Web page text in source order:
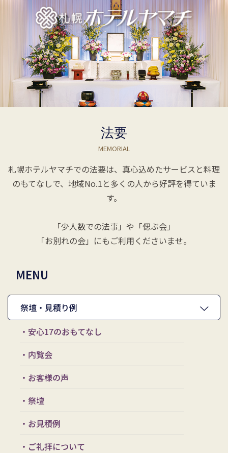
法要
MEMORIAL
札幌ホテルヤマチでの法要は、真心込めたサービスと料理
のもてなしで、 地域No.1と多くの人から好評を得ていま
す。
「少人数での法事」や「偲ぶ会」
「お別れの会」にもご利用くださいませ。
MENU
祭壇・見積り例
・安心17のおもてなし
・内覧会
・お客様の声
・祭壇
・お見積例
・ご礼拝について